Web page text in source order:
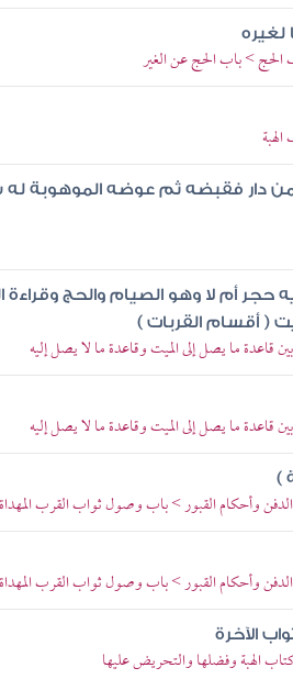
الحج > باب الحج عن الغير
دار فقبضه ثم عوضه الموهوبة
أم لا وهو الصيام والحج وقراءة
أقسام القربات )
قاعدة ما يصل إلى الميت وقاعدة ما لا يصل إليه
قاعدة ما يصل إلى الميت وقاعدة ما لا يصل إليه
)
وأحكام القبور > باب وصول ثواب القرب المهداة
وأحكام القبور > باب وصول ثواب القرب المهداة
الآخرة
الهبة وفضلها والتحريض عليها